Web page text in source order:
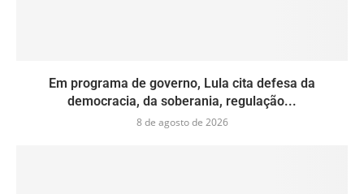
Em programa de governo, Lula cita defesa da
democracia, da soberania, regulação...
8 de agosto de 2026